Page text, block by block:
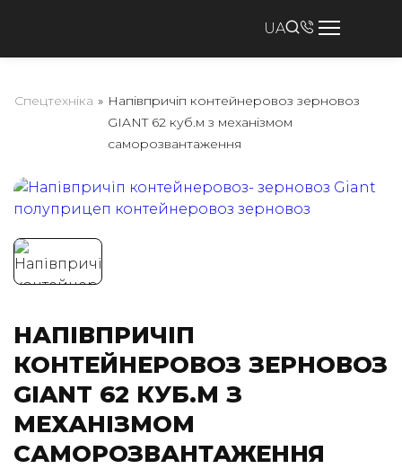
UA
(050) 347-27-05
(067) 351-45-15
Спецтехніка » Напівпричіп контейнеровоз зерновоз
GIANT 62 куб.м з механізмом
саморозвантаження
НАПІВПРИЧІП
КОНТЕЙНЕРОВОЗ ЗЕРНОВОЗ
GIANT 62 КУБ.М З
МЕХАНІЗМОМ
САМОРОЗВАНТАЖЕННЯ